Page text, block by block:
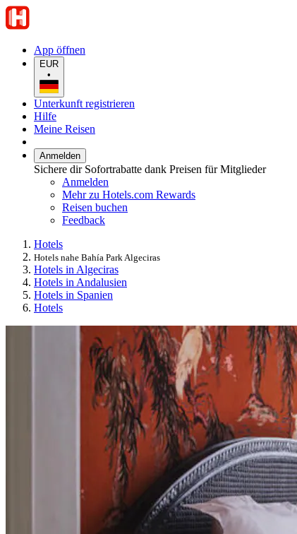
App öffnen
EUR
•
Unterkunft registrieren
Hilfe
Meine Reisen
Anmelden
Sichere dir Sofortrabatte dank Preisen für Mitglieder
Anmelden
Mehr zu Hotels.com Rewards
Reisen buchen
Feedback
Hotels
Hotels nahe Bahía Park Algeciras
Hotels in Algeciras
Hotels in Andalusien
Hotels in Spanien
Hotels